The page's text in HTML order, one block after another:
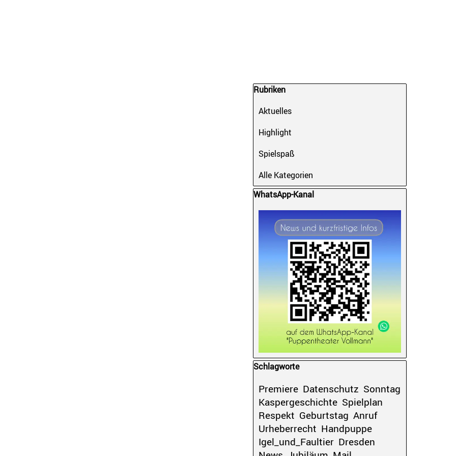
Block überspringen Rubriken
Rubriken
Aktuelles
Highlight
Spielspaß
Alle Kategorien
Block überspringen WhatsApp-Kanal
WhatsApp-Kanal
Block überspringen Schlagworte
Schlagworte
Premiere Datenschutz Sonntag
Kaspergeschichte Spielplan
Respekt Geburtstag Anruf
Urheberrecht Handpuppe
Igel_und_Faultier Dresden